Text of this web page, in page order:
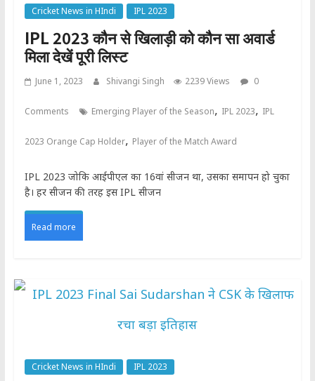
Cricket News in HIndi IPL 2023
IPL 2023 कौन से खिलाड़ी को कौन सा अवार्ड
मिला देखें पूरी लिस्ट
June 1, 2023 Shivangi Singh 2239 Views 0
Comments Emerging Player of the Season, IPL 2023, IPL
2023 Orange Cap Holder, Player of the Match Award
IPL 2023 जोकि आईपीएल का 16वां सीजन था, उसका समापन हो चुका
है। हर सीजन की तरह इस IPL सीजन
Read more
Cricket News in HIndi IPL 2023